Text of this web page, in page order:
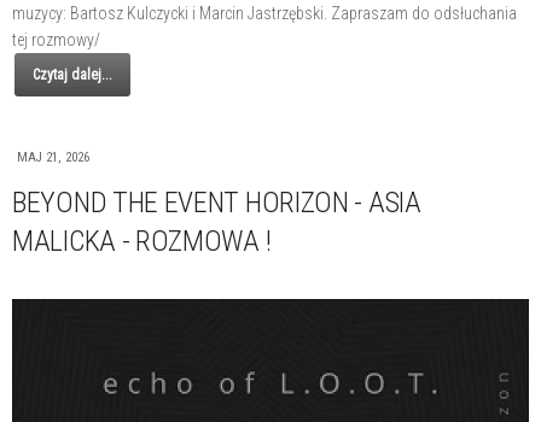
muzycy: Bartosz Kulczycki i Marcin Jastrzębski. Zapraszam do odsłuchania
tej rozmowy/
Czytaj dalej...
MAJ 21, 2026
BEYOND THE EVENT HORIZON - ASIA
MALICKA - ROZMOWA !